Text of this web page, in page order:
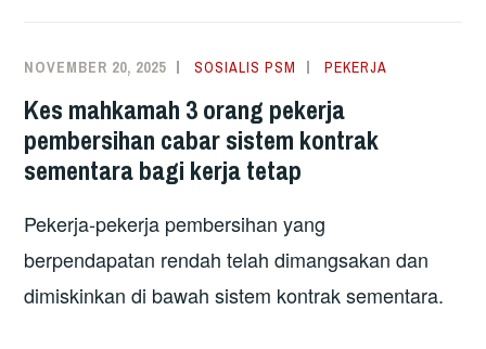
NOVEMBER 20, 2025 SOSIALIS PSM PEKERJA
Kes mahkamah 3 orang pekerja
pembersihan cabar sistem kontrak
sementara bagi kerja tetap
Pekerja-pekerja pembersihan yang
berpendapatan rendah telah dimangsakan dan
dimiskinkan di bawah sistem kontrak sementara.